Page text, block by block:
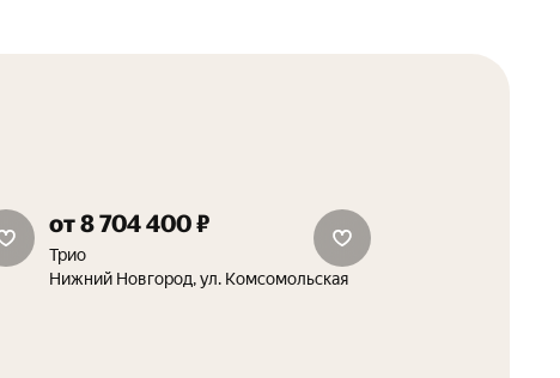
сити-бокс в подарок
от 8 704 400 ₽
Трио
Нижний Новгород, ул. Комсомольская